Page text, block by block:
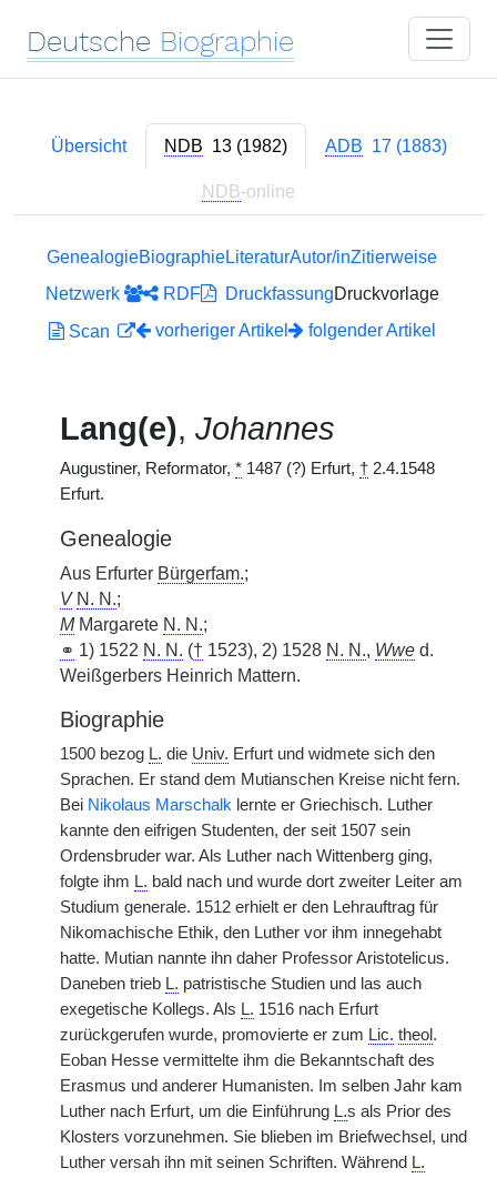
Deutsche Biographie
Übersicht NDB 13 (1982) ADB 17 (1883)
NDB-online
GenealogieBiographieLiteraturAutor/inZitierweise
Netzwerk
RDF DruckfassungDruckvorlage
Scan
vorheriger Artikel folgender Artikel
Lang(e), Johannes
Augustiner, Reformator, * 1487 (?) Erfurt, † 2.4.1548
Erfurt.
Genealogie
Aus Erfurter Bürgerfam.;
V N. N.;
MMargarete N. N.;
⚭ 1) 1522 N. N. († 1523), 2) 1528 N. N., Wwe d.
Weißgerbers Heinrich Mattern.
Biographie
1500 bezog L. die Univ. Erfurt und widmete sich den
Sprachen. Er stand dem Mutianschen Kreise nicht fern.
Bei Nikolaus Marschalk lernte er Griechisch. Luther
kannte den eifrigen Studenten, der seit 1507 sein
Ordensbruder war. Als Luther nach Wittenberg ging,
folgte ihm L. bald nach und wurde dort zweiter Leiter am
Studium generale. 1512 erhielt er den Lehrauftrag für
Nikomachische Ethik, den Luther vor ihm innegehabt
hatte. Mutian nannte ihn daher Professor Aristotelicus.
Daneben trieb L. patristische Studien und las auch
exegetische Kollegs. Als L. 1516 nach Erfurt
zurückgerufen wurde, promovierte er zum Lic. theol .
Eoban Hesse vermittelte ihm die Bekanntschaft des
Erasmus und anderer Humanisten. Im selben Jahr kam
Luther nach Erfurt, um die Einführung L.s als Prior des
Klosters vorzunehmen. Sie blieben im Briefwechsel, und
Luther versah ihn mit seinen Schriften. Während L.